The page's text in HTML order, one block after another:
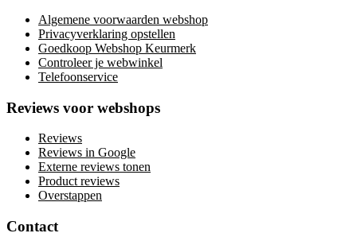
Algemene voorwaarden webshop
Privacyverklaring opstellen
Goedkoop Webshop Keurmerk
Controleer je webwinkel
Telefoonservice
Reviews voor webshops
Reviews
Reviews in Google
Externe reviews tonen
Product reviews
Overstappen
Contact